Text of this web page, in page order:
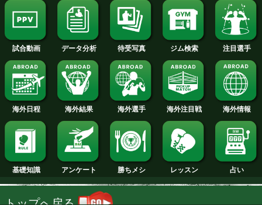
2013年
2012年
2011年
2010年